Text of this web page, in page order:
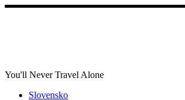
Skip
You'll Never Travel Alone
Slovensko